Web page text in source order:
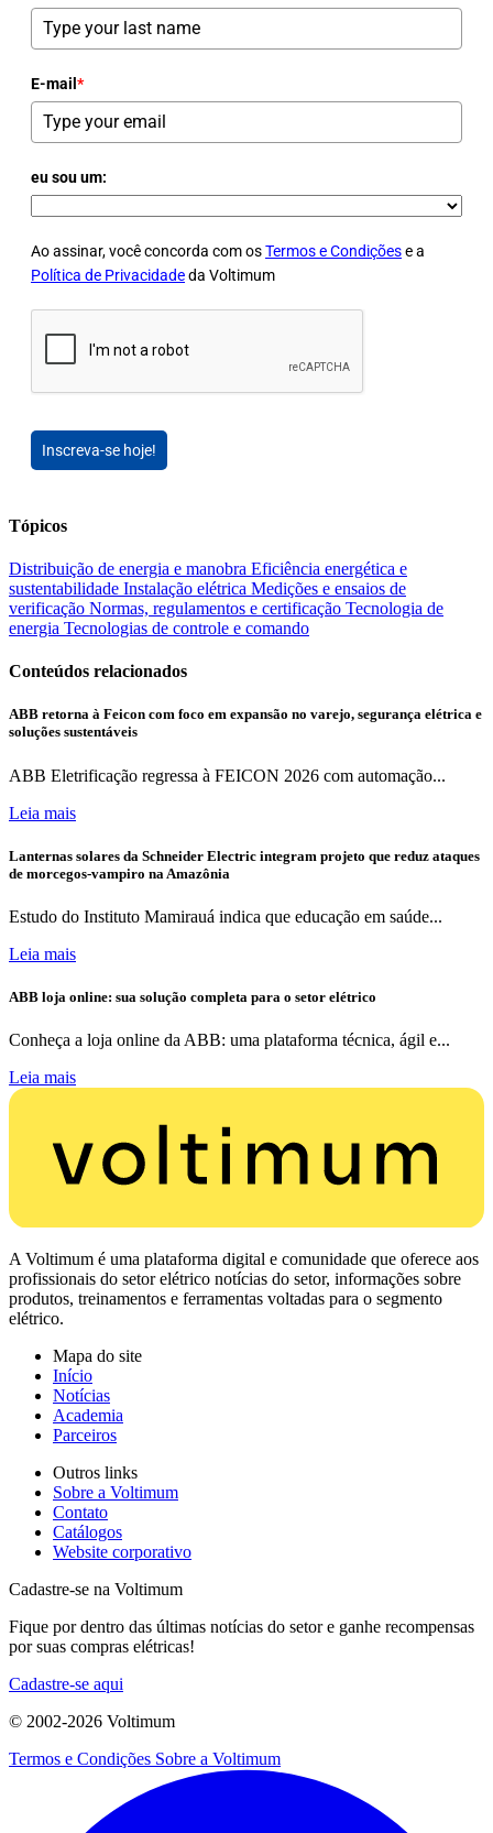
E-mail *
eu sou um:
Ao assinar, você concorda com osTermos e Condiçõese a
Política de Privacidadeda Voltimum
Inscreva-se hoje!
Tópicos
Distribuição de energia e manobra Eficiência energética e
sustentabilidade Instalação elétrica Medições e ensaios de
verificação Normas, regulamentos e certificação Tecnologia de
energia Tecnologias de controle e comando
Conteúdos relacionados
ABB retorna à Feicon com foco em expansão no varejo, segurança elétrica e
soluções sustentáveis
ABB Eletrificação regressa à FEICON 2026 com automação...
Leia mais
Lanternas solares da Schneider Electric integram projeto que reduz ataques
de morcegos-vampiro na Amazônia
Estudo do Instituto Mamirauá indica que educação em saúde...
Leia mais
ABB loja online: sua solução completa para o setor elétrico
Conheça a loja online da ABB: uma plataforma técnica, ágil e...
Leia mais
A Voltimum é uma plataforma digital e comunidade que oferece aos
profissionais do setor elétrico notícias do setor, informações sobre
produtos, treinamentos e ferramentas voltadas para o segmento
elétrico.
Mapa do site
Início
Notícias
Academia
Parceiros
Outros links
Sobre a Voltimum
Contato
Catálogos
Website corporativo
Cadastre-se na Voltimum
Fique por dentro das últimas notícias do setor e ganhe recompensas
por suas compras elétricas!
Cadastre-se aqui
© 2002-2026 Voltimum
Termos e Condições Sobre a Voltimum